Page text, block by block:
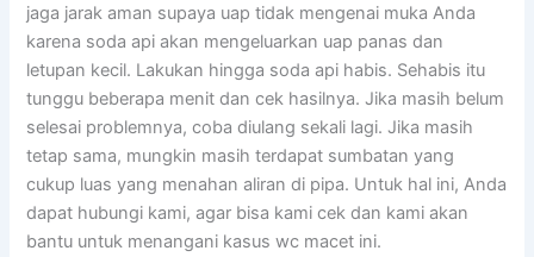
jaga jarak aman supaya uap tidak mengenai muka Anda
karena soda api akan mengeluarkan uap panas dan
letupan kecil. Lakukan hingga soda api habis. Sehabis itu
tunggu beberapa menit dan cek hasilnya. Jika masih belum
selesai problemnya, coba diulang sekali lagi. Jika masih
tetap sama, mungkin masih terdapat sumbatan yang
cukup luas yang menahan aliran di pipa. Untuk hal ini, Anda
dapat hubungi kami, agar bisa kami cek dan kami akan
bantu untuk menangani kasus wc macet ini.